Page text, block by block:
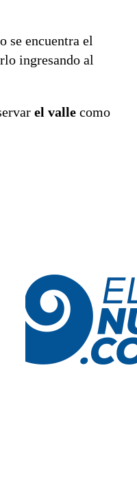
se encuentra el
ingresando al
el valle como